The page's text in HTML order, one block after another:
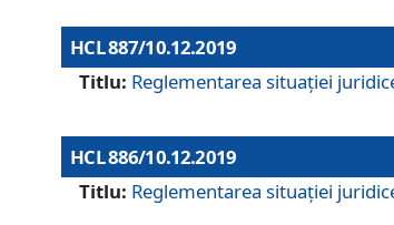
HCL 887/10.12.2019
Titlu: Reglementarea situației
HCL 886/10.12.2019
Titlu: Reglementarea situaţiei